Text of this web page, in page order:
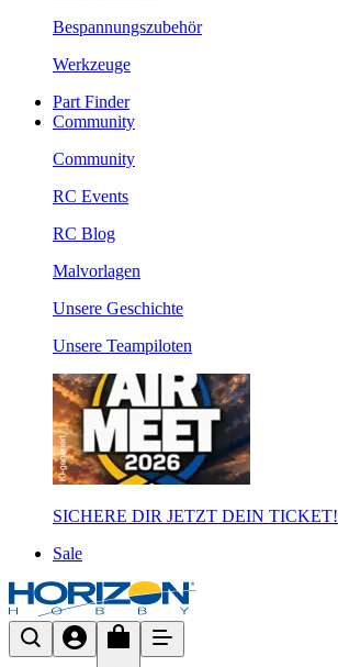
Bespannungszubehör
Werkzeuge
Part Finder
Community
Community
RC Events
RC Blog
Malvorlagen
Unsere Geschichte
Unsere Teampiloten
SICHERE DIR JETZT DEIN TICKET!
Sale